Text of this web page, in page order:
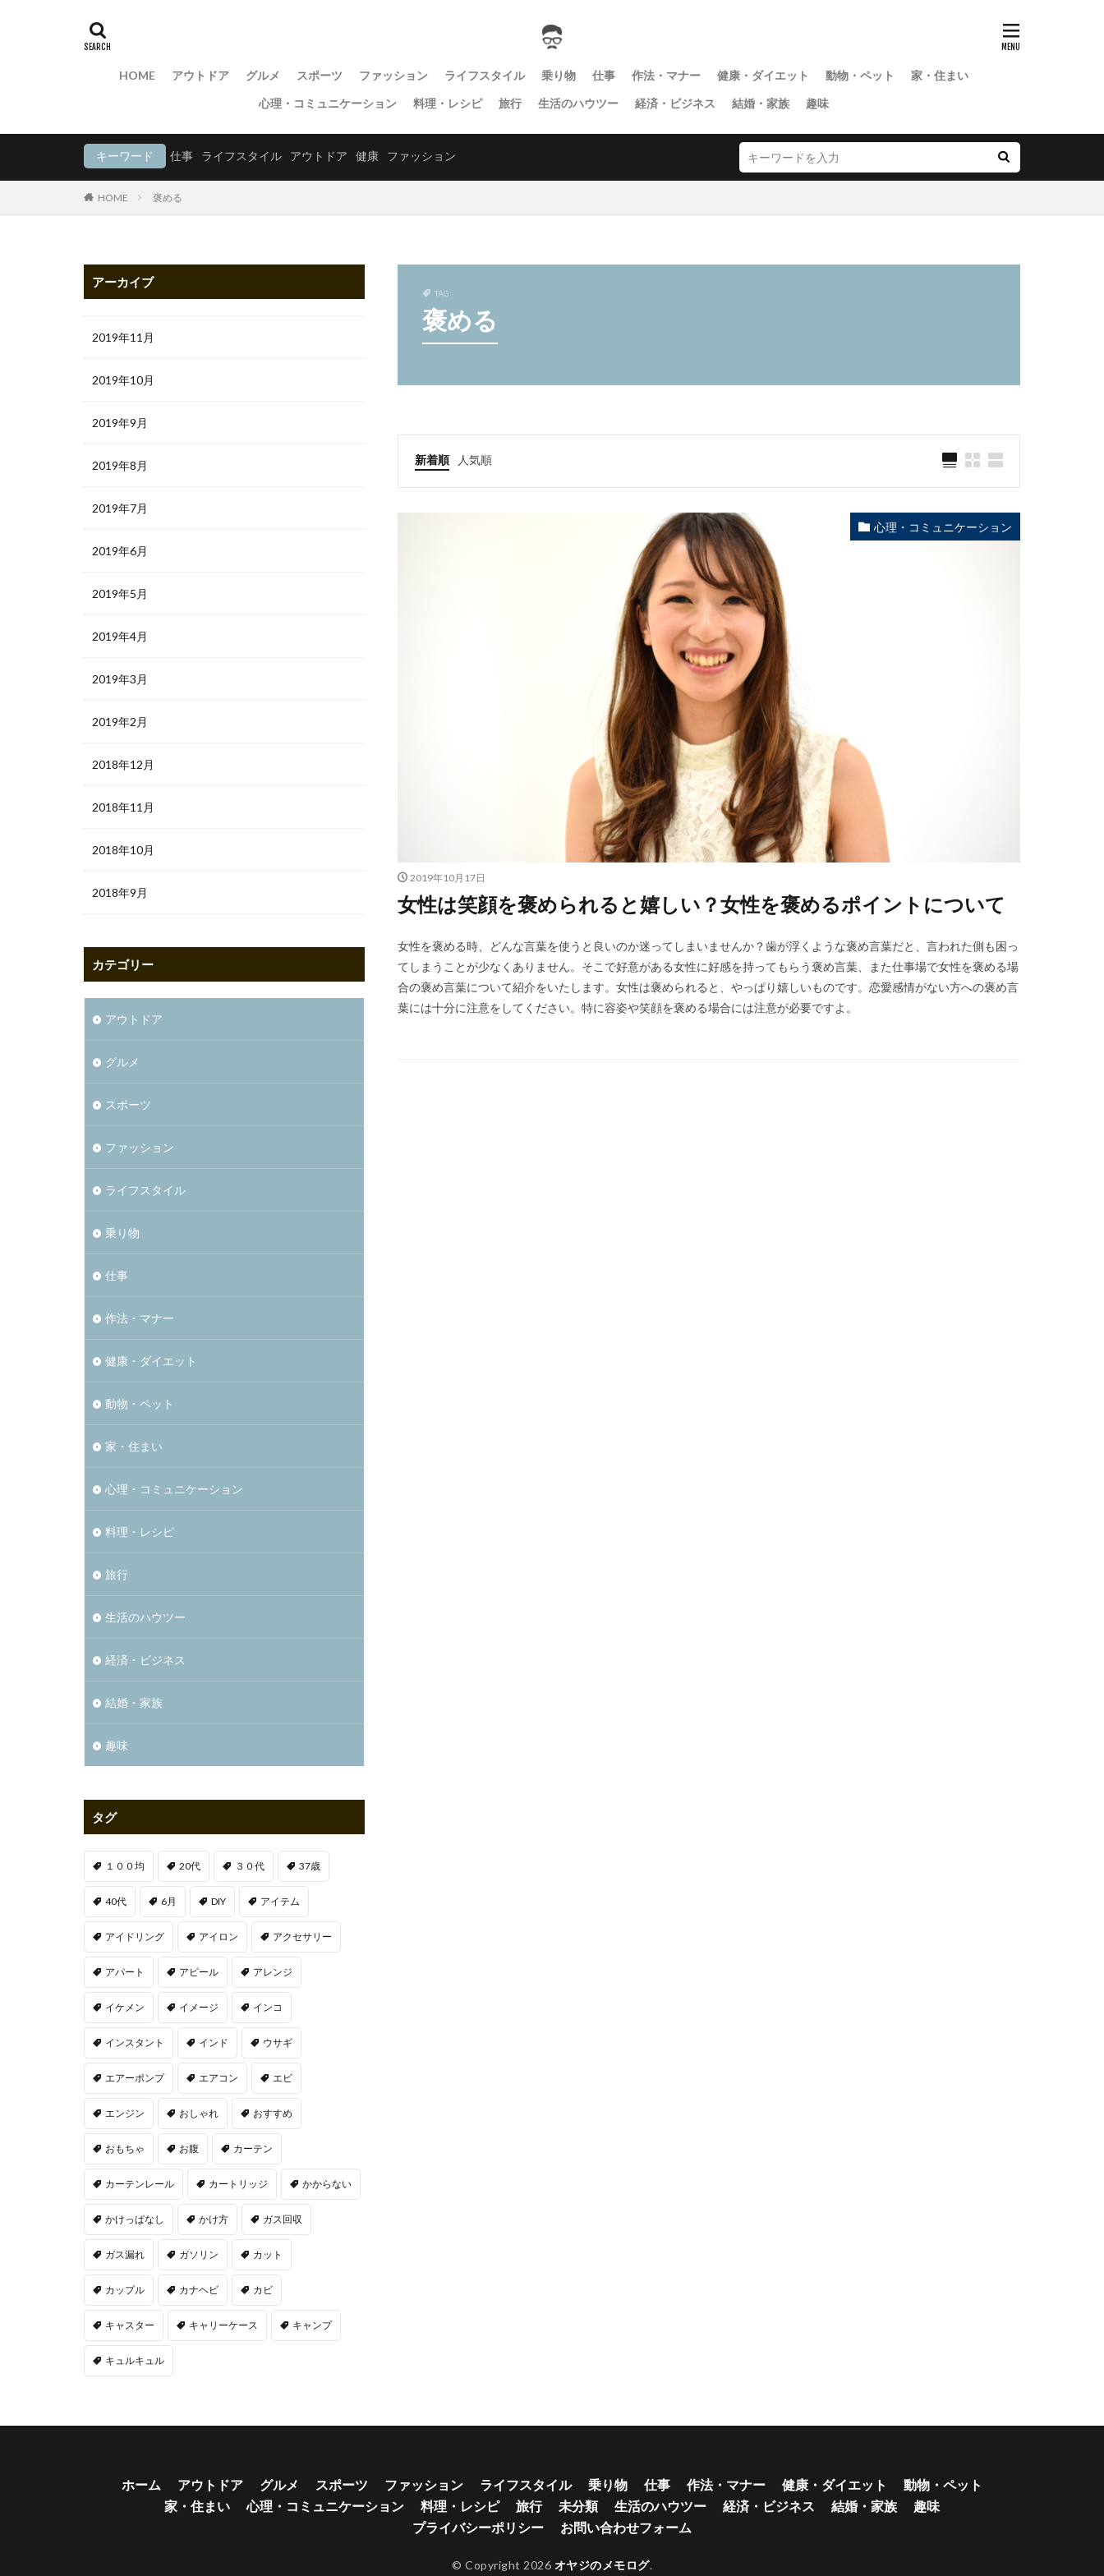
HOME アウトドア グルメ スポーツ ファッション ライフスタイル 乗り物 仕事 作法・マナー 健康・ダイエット 動物・ペット
家・住まい
心理・コミュニケーション
料理・レシピ 旅行 生活のハウツー 経済・ビジネス 結婚・家族 趣味
キーワード 仕事 ライフスタイル アウトドア 健康 ファッション
HOME 褒める
TAG
褒める
新着順 人気順
心理・コミュニケーション
2019年10月17日
女性は笑顔を褒められると嬉しい？女性を褒めるポイントについて
女性を褒める時、どんな言葉を使うと良いのか迷ってしまいませんか？歯が浮くような褒め言葉だと、言われた側も困っ
てしまうことが少なくありません。そこで好意がある女性に好感を持ってもらう褒め言葉、また仕事場で女性を褒める場
合の褒め言葉について紹介をいたします。女性は褒められると、やっぱり嬉しいものです。恋愛感情がない方への褒め言
葉には十分に注意をしてください。特に容姿や笑顔を褒める場合には注意が必要ですよ。
アーカイブ
2019年11月
2019年10月
2019年9月
2019年8月
2019年7月
2019年6月
2019年5月
2019年4月
2019年3月
2019年2月
2018年12月
2018年11月
2018年10月
2018年9月
カテゴリー
アウトドア
グルメ
スポーツ
ファッション
ライフスタイル
乗り物
仕事
作法・マナー
健康・ダイエット
動物・ペット
家・住まい
心理・コミュニケーション
料理・レシピ
旅行
生活のハウツー
経済・ビジネス
結婚・家族
趣味
タグ
１００均 20代 ３０代 37歳
40代 6月 DIY アイテム
アイドリング アイロン アクセサリー
アパート アピール アレンジ
イケメン イメージ インコ
インスタント インド ウサギ
エアーポンプ エアコン エビ
エンジン おしゃれ おすすめ
おもちゃ お腹 カーテン
カーテンレール カートリッジ かからない
かけっぱなし かけ方 ガス回収
ガス漏れ ガソリン カット
カップル カナヘビ カビ
キャスター キャリーケース キャンプ
キュルキュル
ホーム アウトドア グルメ スポーツ ファッション ライフスタイル 乗り物 仕事 作法・マナー 健康・ダイエット
動物・ペット
家・住まい
心理・コミュニケーション 料理・レシピ 旅行 未分類 生活のハウツー 経済・ビジネス 結婚・家族
趣味
プライバシーポリシー
お問い合わせフォーム
© Copyright 2026 オヤジのメモログ.